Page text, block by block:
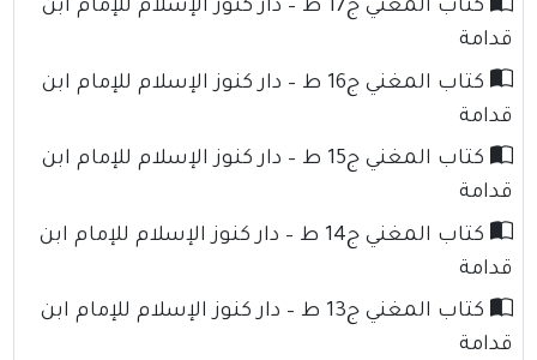
كتاب المغني ج17 ط – دار كنوز الإسلام للإمام ابن
قدامة
كتاب المغني ج16 ط – دار كنوز الإسلام للإمام ابن
قدامة
كتاب المغني ج15 ط – دار كنوز الإسلام للإمام ابن
قدامة
كتاب المغني ج14 ط – دار كنوز الإسلام للإمام ابن
قدامة
كتاب المغني ج13 ط – دار كنوز الإسلام للإمام ابن
قدامة